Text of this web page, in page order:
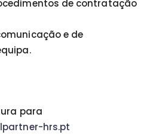
de contratação
e de
para
hrs.pt